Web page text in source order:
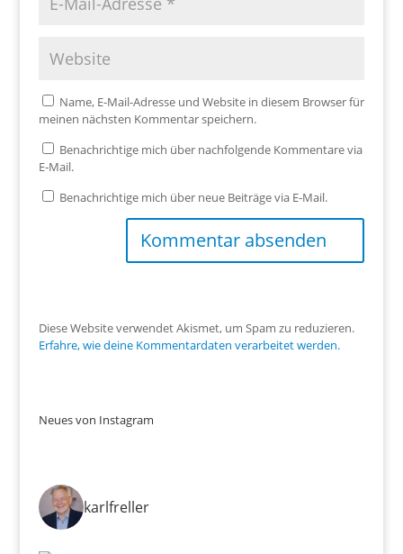
Name, E-Mail-Adresse und Website in diesem Browser für
meinen nächsten Kommentar speichern.
Benachrichtige mich über nachfolgende Kommentare via
E-Mail.
Benachrichtige mich über neue Beiträge via E-Mail.
Diese Website verwendet Akismet, um Spam zu reduzieren.
Erfahre, wie deine Kommentardaten verarbeitet werden.
Neues von Instagram
karlfreller